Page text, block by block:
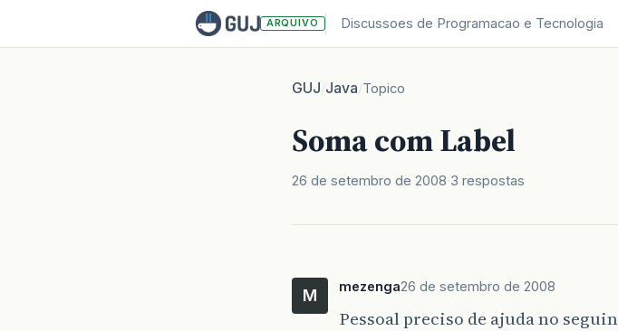
ARQUIVO Discussoes de Programacao e Tecnologia
GUJ/Java/Topico
Soma com Label
26 de setembro de 2008 3 respostas
M mezenga26 de setembro de 2008
Pessoal preciso de ajuda no